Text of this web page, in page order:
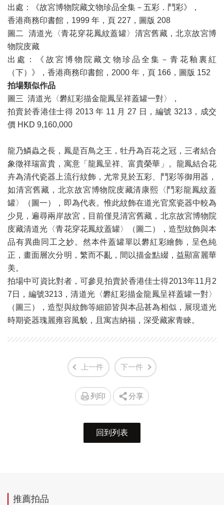
出處：《故宮博物院藏文物珍品全集－五彩．鬥彩》，
香港商務印書館，1999 年，頁 227，圖版 208
圖二 清道光〈青花穿花鳳紋蓋罐〉清宮舊藏，北京故宮博
物院庋藏
出處：《故宮博物院藏文物珍品全集－青花釉裏紅
（下）》，香港商務印書館，2000 年，頁 166，圖版 152
拍場類似作品
圖三 清道光〈礬紅彩描金龍鳳呈祥蓋罐一對〉，
拍賣於香港佳士得 2013 年 11 月 27 日，編號 3213，成交
價 HKD 9,160,000
龍乃鱗蟲之長，鳳是百鳥之王，牡丹為百花之冠，三者結合
象徵祥瑞富貴，寓意「龍鳳呈祥、富貴榮華」。龍鳳結合花
卉為清代瓷器上流行紋飾，尤常見於五彩、鬥彩等御用器，
如清宮舊藏，北京故宮博物院庋藏清康熙〈鬥彩龍鳳紋蓋
罐〉（圖一），即為代表。惟此紋飾在道光官窯瓷器中較為
少見，遍尋兩岸故宮，目前僅見清宮舊藏，北京故宮博物院
庋藏清道光〈青花穿花鳳紋蓋罐〉（圖二），造型紋飾與本
品有異曲同工之妙。然本件蓋罐單以礬紅彩繪飾，呈色純
正，畫面層次分明，繁而不亂，間以描金點綴，益顯富麗華
美。
拍場中可資比對者，可參見拍賣於香港佳士得2013年11月2
7日，編號3213，清道光〈礬紅彩描金龍鳳呈祥蓋罐一對〉
（圖三），造型與紋飾等細節皆與本品甚為相似，展現道光
時期瓷器瑰麗雍容風貌，且寓吉納福，深受藏家青睞。
上一件 下一件
列印 分享
回到列表
推薦拍品